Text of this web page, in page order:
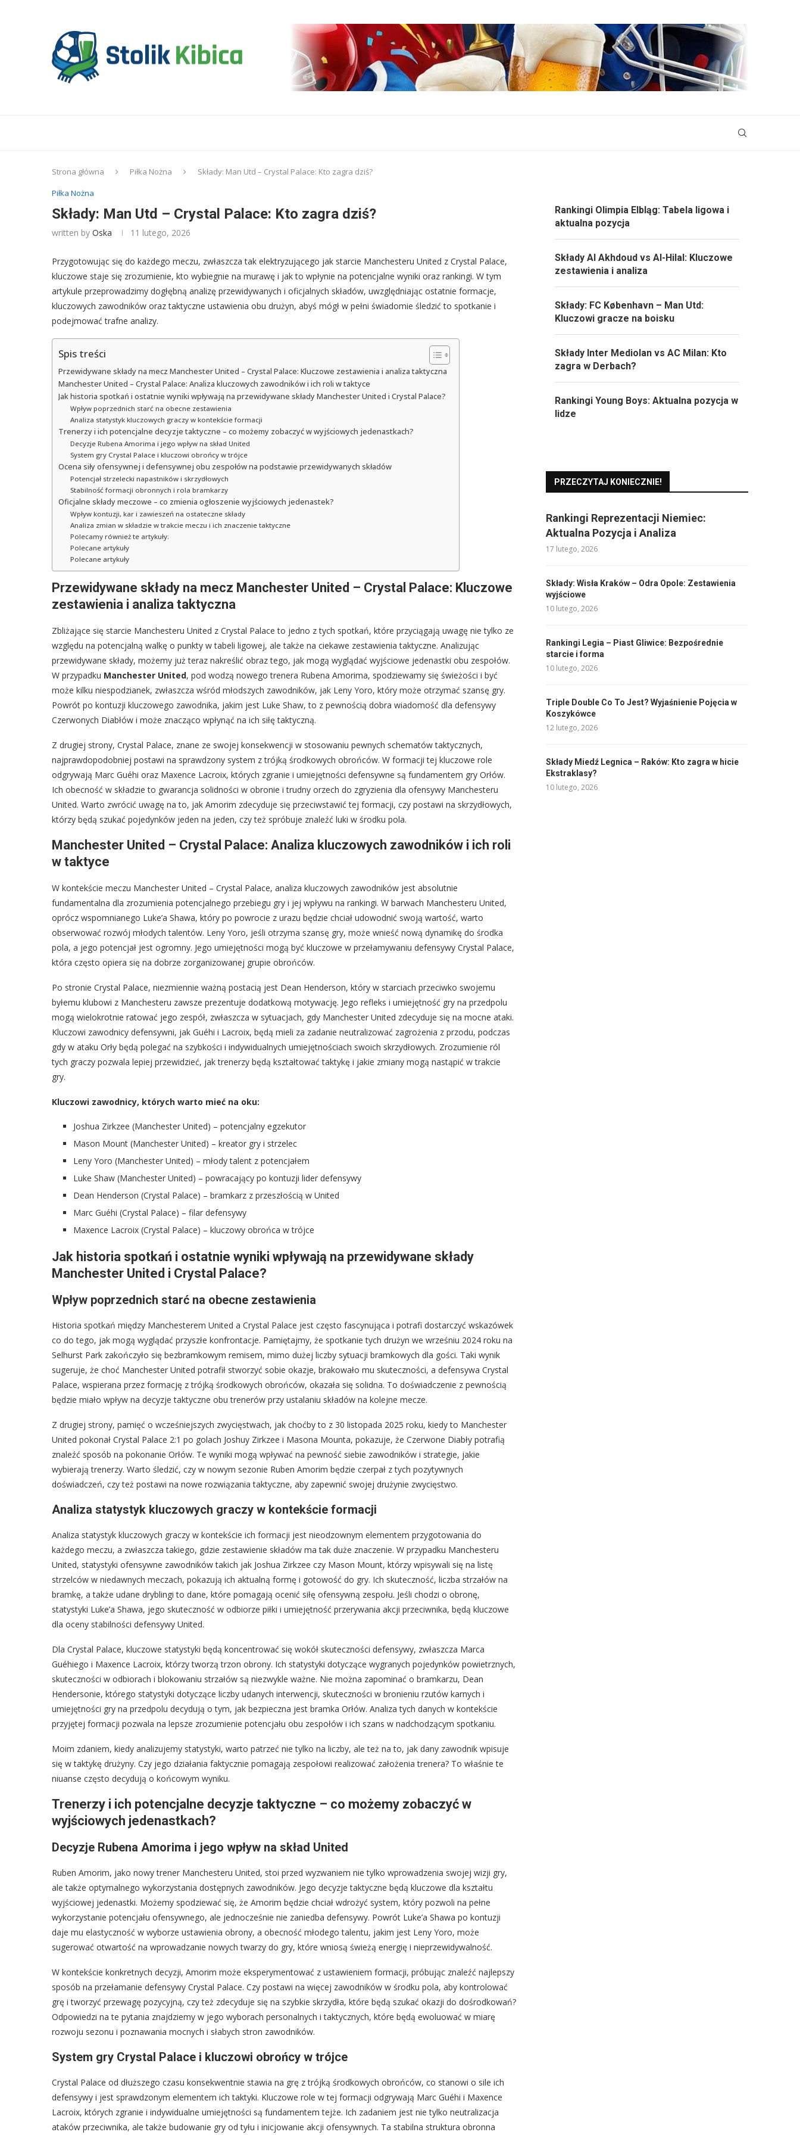
Strona główna Piłka Nożna
Składy: Man Utd – Crystal Palace: Kto zagra dziś?
Piłka Nożna
Składy: Man Utd – Crystal Palace: Kto zagra dziś?
written by Oska 11 lutego, 2026
Przygotowując się do każdego meczu, zwłaszcza tak elektryzującego jak starcie Manchesteru United z Crystal Palace,
kluczowe staje się zrozumienie, kto wybiegnie na murawę i jak to wpłynie na potencjalne wyniki oraz rankingi. W tym
artykule przeprowadzimy dogłębną analizę przewidywanych i oficjalnych składów, uwzględniając ostatnie formacje,
kluczowych zawodników oraz taktyczne ustawienia obu drużyn, abyś mógł w pełni świadomie śledzić to spotkanie i
podejmować trafne analizy.
Spis treści
Przewidywane składy na mecz Manchester United – Crystal Palace: Kluczowe zestawienia i analiza taktyczna
Manchester United – Crystal Palace: Analiza kluczowych zawodników i ich roli w taktyce
Jak historia spotkań i ostatnie wyniki wpływają na przewidywane składy Manchester United i Crystal Palace?
Wpływ poprzednich starć na obecne zestawienia
Analiza statystyk kluczowych graczy w kontekście formacji
Trenerzy i ich potencjalne decyzje taktyczne – co możemy zobaczyć w wyjściowych jedenastkach?
Decyzje Rubena Amorima i jego wpływ na skład United
System gry Crystal Palace i kluczowi obrońcy w trójce
Ocena siły ofensywnej i defensywnej obu zespołów na podstawie przewidywanych składów
Potencjał strzelecki napastników i skrzydłowych
Stabilność formacji obronnych i rola bramkarzy
Oficjalne składy meczowe – co zmienia ogłoszenie wyjściowych jedenastek?
Wpływ kontuzji, kar i zawieszeń na ostateczne składy
Analiza zmian w składzie w trakcie meczu i ich znaczenie taktyczne
Polecamy również te artykuły:
Polecane artykuły
Polecane artykuły
Przewidywane składy na mecz Manchester United – Crystal Palace: Kluczowe
zestawienia i analiza taktyczna
Zbliżające się starcie Manchesteru United z Crystal Palace to jedno z tych spotkań, które przyciągają uwagę nie tylko ze
względu na potencjalną walkę o punkty w tabeli ligowej, ale także na ciekawe zestawienia taktyczne. Analizując
przewidywane składy, możemy już teraz nakreślić obraz tego, jak mogą wyglądać wyjściowe jedenastki obu zespołów.
W przypadku Manchester United, pod wodzą nowego trenera Rubena Amorima, spodziewamy się świeżości i być
może kilku niespodzianek, zwłaszcza wśród młodszych zawodników, jak Leny Yoro, który może otrzymać szansę gry.
Powrót po kontuzji kluczowego zawodnika, jakim jest Luke Shaw, to z pewnością dobra wiadomość dla defensywy
Czerwonych Diabłów i może znacząco wpłynąć na ich siłę taktyczną.
Z drugiej strony, Crystal Palace, znane ze swojej konsekwencji w stosowaniu pewnych schematów taktycznych,
najprawdopodobniej postawi na sprawdzony system z trójką środkowych obrońców. W formacji tej kluczowe role
odgrywają Marc Guéhi oraz Maxence Lacroix, których zgranie i umiejętności defensywne są fundamentem gry Orłów.
Ich obecność w składzie to gwarancja solidności w obronie i trudny orzech do zgryzienia dla ofensywy Manchesteru
United. Warto zwrócić uwagę na to, jak Amorim zdecyduje się przeciwstawić tej formacji, czy postawi na skrzydłowych,
którzy będą szukać pojedynków jeden na jeden, czy też spróbuje znaleźć luki w środku pola.
Manchester United – Crystal Palace: Analiza kluczowych zawodników i ich roli
w taktyce
W kontekście meczu Manchester United – Crystal Palace, analiza kluczowych zawodników jest absolutnie
fundamentalna dla zrozumienia potencjalnego przebiegu gry i jej wpływu na rankingi. W barwach Manchesteru United,
oprócz wspomnianego Luke’a Shawa, który po powrocie z urazu będzie chciał udowodnić swoją wartość, warto
obserwować rozwój młodych talentów. Leny Yoro, jeśli otrzyma szansę gry, może wnieść nową dynamikę do środka
pola, a jego potencjał jest ogromny. Jego umiejętności mogą być kluczowe w przełamywaniu defensywy Crystal Palace,
która często opiera się na dobrze zorganizowanej grupie obrońców.
Po stronie Crystal Palace, niezmiennie ważną postacią jest Dean Henderson, który w starciach przeciwko swojemu
byłemu klubowi z Manchesteru zawsze prezentuje dodatkową motywację. Jego refleks i umiejętność gry na przedpolu
mogą wielokrotnie ratować jego zespół, zwłaszcza w sytuacjach, gdy Manchester United zdecyduje się na mocne ataki.
Kluczowi zawodnicy defensywni, jak Guéhi i Lacroix, będą mieli za zadanie neutralizować zagrożenia z przodu, podczas
gdy w ataku Orły będą polegać na szybkości i indywidualnych umiejętnościach swoich skrzydłowych. Zrozumienie ról
tych graczy pozwala lepiej przewidzieć, jak trenerzy będą kształtować taktykę i jakie zmiany mogą nastąpić w trakcie
gry.
Kluczowi zawodnicy, których warto mieć na oku:
Joshua Zirkzee (Manchester United) – potencjalny egzekutor
Mason Mount (Manchester United) – kreator gry i strzelec
Leny Yoro (Manchester United) – młody talent z potencjałem
Luke Shaw (Manchester United) – powracający po kontuzji lider defensywy
Dean Henderson (Crystal Palace) – bramkarz z przeszłością w United
Marc Guéhi (Crystal Palace) – filar defensywy
Maxence Lacroix (Crystal Palace) – kluczowy obrońca w trójce
Jak historia spotkań i ostatnie wyniki wpływają na przewidywane składy
Manchester United i Crystal Palace?
Wpływ poprzednich starć na obecne zestawienia
Historia spotkań między Manchesterem United a Crystal Palace jest często fascynująca i potrafi dostarczyć wskazówek
co do tego, jak mogą wyglądać przyszłe konfrontacje. Pamiętajmy, że spotkanie tych drużyn we wrześniu 2024 roku na
Selhurst Park zakończyło się bezbramkowym remisem, mimo dużej liczby sytuacji bramkowych dla gości. Taki wynik
sugeruje, że choć Manchester United potrafił stworzyć sobie okazje, brakowało mu skuteczności, a defensywa Crystal
Palace, wspierana przez formację z trójką środkowych obrońców, okazała się solidna. To doświadczenie z pewnością
będzie miało wpływ na decyzje taktyczne obu trenerów przy ustalaniu składów na kolejne mecze.
Z drugiej strony, pamięć o wcześniejszych zwycięstwach, jak choćby to z 30 listopada 2025 roku, kiedy to Manchester
United pokonał Crystal Palace 2:1 po golach Joshuy Zirkzee i Masona Mounta, pokazuje, że Czerwone Diabły potrafią
znaleźć sposób na pokonanie Orłów. Te wyniki mogą wpływać na pewność siebie zawodników i strategie, jakie
wybierają trenerzy. Warto śledzić, czy w nowym sezonie Ruben Amorim będzie czerpał z tych pozytywnych
doświadczeń, czy też postawi na nowe rozwiązania taktyczne, aby zapewnić swojej drużynie zwycięstwo.
Analiza statystyk kluczowych graczy w kontekście formacji
Analiza statystyk kluczowych graczy w kontekście ich formacji jest nieodzownym elementem przygotowania do
każdego meczu, a zwłaszcza takiego, gdzie zestawienie składów ma tak duże znaczenie. W przypadku Manchesteru
United, statystyki ofensywne zawodników takich jak Joshua Zirkzee czy Mason Mount, którzy wpisywali się na listę
strzelców w niedawnych meczach, pokazują ich aktualną formę i gotowość do gry. Ich skuteczność, liczba strzałów na
bramkę, a także udane dryblingi to dane, które pomagają ocenić siłę ofensywną zespołu. Jeśli chodzi o obronę,
statystyki Luke’a Shawa, jego skuteczność w odbiorze piłki i umiejętność przerywania akcji przeciwnika, będą kluczowe
dla oceny stabilności defensywy United.
Dla Crystal Palace, kluczowe statystyki będą koncentrować się wokół skuteczności defensywy, zwłaszcza Marca
Guéhiego i Maxence Lacroix, którzy tworzą trzon obrony. Ich statystyki dotyczące wygranych pojedynków powietrznych,
skuteczności w odbiorach i blokowaniu strzałów są niezwykle ważne. Nie można zapominać o bramkarzu, Dean
Hendersonie, którego statystyki dotyczące liczby udanych interwencji, skuteczności w bronieniu rzutów karnych i
umiejętności gry na przedpolu decydują o tym, jak bezpieczna jest bramka Orłów. Analiza tych danych w kontekście
przyjętej formacji pozwala na lepsze zrozumienie potencjału obu zespołów i ich szans w nadchodzącym spotkaniu.
Moim zdaniem, kiedy analizujemy statystyki, warto patrzeć nie tylko na liczby, ale też na to, jak dany zawodnik wpisuje
się w taktykę drużyny. Czy jego działania faktycznie pomagają zespołowi realizować założenia trenera? To właśnie te
niuanse często decydują o końcowym wyniku.
Trenerzy i ich potencjalne decyzje taktyczne – co możemy zobaczyć w
wyjściowych jedenastkach?
Decyzje Rubena Amorima i jego wpływ na skład United
Ruben Amorim, jako nowy trener Manchesteru United, stoi przed wyzwaniem nie tylko wprowadzenia swojej wizji gry,
ale także optymalnego wykorzystania dostępnych zawodników. Jego decyzje taktyczne będą kluczowe dla kształtu
wyjściowej jedenastki. Możemy spodziewać się, że Amorim będzie chciał wdrożyć system, który pozwoli na pełne
wykorzystanie potencjału ofensywnego, ale jednocześnie nie zaniedba defensywy. Powrót Luke’a Shawa po kontuzji
daje mu elastyczność w wyborze ustawienia obrony, a obecność młodego talentu, jakim jest Leny Yoro, może
sugerować otwartość na wprowadzanie nowych twarzy do gry, które wniosą świeżą energię i nieprzewidywalność.
W kontekście konkretnych decyzji, Amorim może eksperymentować z ustawieniem formacji, próbując znaleźć najlepszy
sposób na przełamanie defensywy Crystal Palace. Czy postawi na więcej zawodników w środku pola, aby kontrolować
grę i tworzyć przewagę pozycyjną, czy też zdecyduje się na szybkie skrzydła, które będą szukać okazji do dośrodkowań?
Odpowiedzi na te pytania znajdziemy w jego wyborach personalnych i taktycznych, które będą ewoluować w miarę
rozwoju sezonu i poznawania mocnych i słabych stron zawodników.
System gry Crystal Palace i kluczowi obrońcy w trójce
Crystal Palace od dłuższego czasu konsekwentnie stawia na grę z trójką środkowych obrońców, co stanowi o sile ich
defensywy i jest sprawdzonym elementem ich taktyki. Kluczowe role w tej formacji odgrywają Marc Guéhi i Maxence
Lacroix, których zgranie i indywidualne umiejętności są fundamentem tejże. Ich zadaniem jest nie tylko neutralizacja
ataków przeciwnika, ale także budowanie gry od tyłu i inicjowanie akcji ofensywnych. Ta stabilna struktura obronna
Rankingi Olimpia Elbląg: Tabela ligowa i
aktualna pozycja
Składy Al Akhdoud vs Al-Hilal: Kluczowe
zestawienia i analiza
Składy: FC København – Man Utd:
Kluczowi gracze na boisku
Składy Inter Mediolan vs AC Milan: Kto
zagra w Derbach?
Rankingi Young Boys: Aktualna pozycja w
lidze
PRZECZYTAJ KONIECZNIE!
Rankingi Reprezentacji Niemiec:
Aktualna Pozycja i Analiza
17 lutego, 2026
Składy: Wisła Kraków – Odra Opole: Zestawienia
wyjściowe
10 lutego, 2026
Rankingi Legia – Piast Gliwice: Bezpośrednie
starcie i forma
10 lutego, 2026
Triple Double Co To Jest? Wyjaśnienie Pojęcia w
Koszykówce
12 lutego, 2026
Składy Miedź Legnica – Raków: Kto zagra w hicie
Ekstraklasy?
10 lutego, 2026